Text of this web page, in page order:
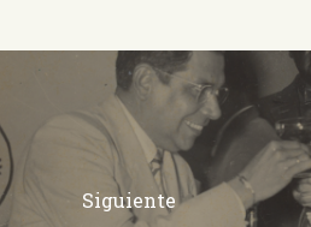
Siguiente